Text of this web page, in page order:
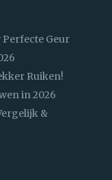
Perfecte Geur
Ruiken!
in 2026
&